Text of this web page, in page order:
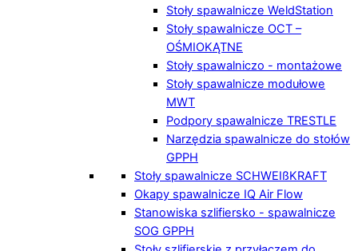
Stoły spawalnicze WeldStation
Stoły spawalnicze OCT –
OŚMIOKĄTNE
Stoły spawalniczo - montażowe
Stoły spawalnicze modułowe
MWT
Podpory spawalnicze TRESTLE
Narzędzia spawalnicze do stołów
GPPH
Stoły spawalnicze SCHWEIßKRAFT
Okapy spawalnicze IQ Air Flow
Stanowiska szlifiersko - spawalnicze
SOG GPPH